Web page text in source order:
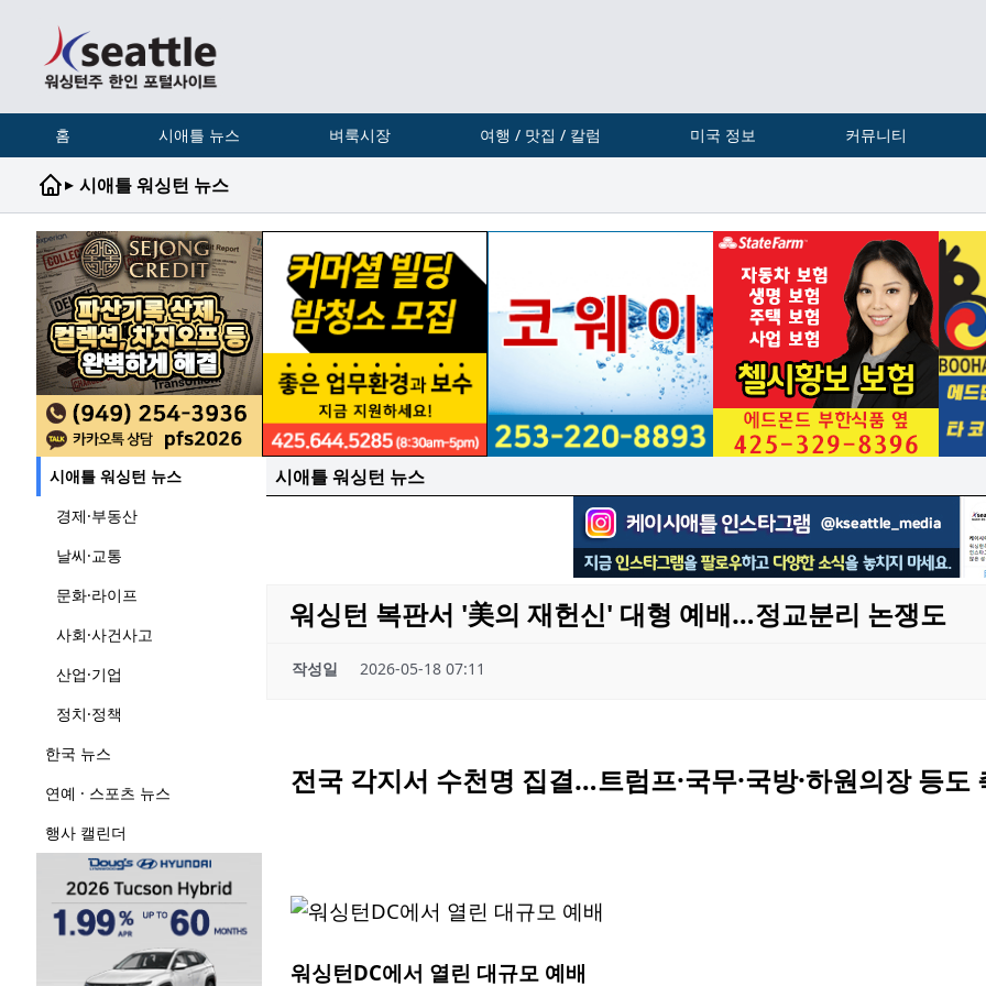
홈 시애틀 뉴스 벼룩시장 여행 / 맛집 / 칼럼 미국 정보 커뮤니티
▸ 시애틀 워싱턴 뉴스
시애틀 워싱턴 뉴스
경제·부동산
날씨·교통
문화·라이프
사회·사건사고
산업·기업
정치·정책
한국 뉴스
연예 · 스포츠 뉴스
행사 캘린더
시애틀 워싱턴 뉴스
워싱턴 복판서 '美의 재헌신' 대형 예배…정교분리 논쟁도
작성일 2026-05-18 07:11
전국 각지서 수천명 집결…트럼프·국무·국방·하원의장 등도
워싱턴DC에서 열린 대규모 예배